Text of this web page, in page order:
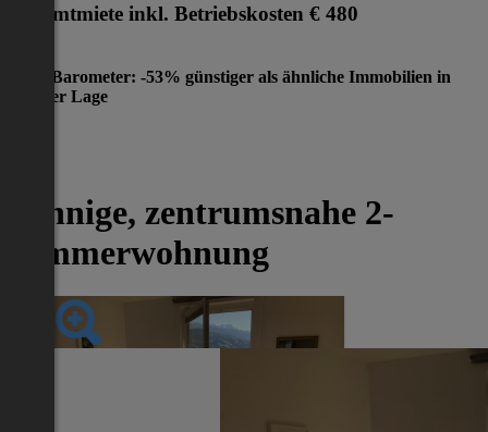
Gesamtmiete inkl. Betriebskosten € 480
Preis-Barometer: -53% günstiger als ähnliche Immobilien in
gleicher Lage
Sonnige, zentrumsnahe 2-
Zimmerwohnung